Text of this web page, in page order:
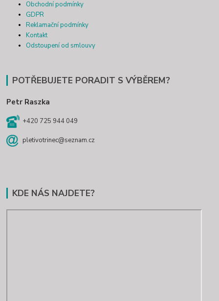
Obchodní podmínky
GDPR
Reklamační podmínky
Kontakt
Odstoupení od smlouvy
POTŘEBUJETE PORADIT S VÝBĚREM?
Petr Raszka
+420 725 944 049
pletivotrinec@seznam.cz
KDE NÁS NAJDETE?